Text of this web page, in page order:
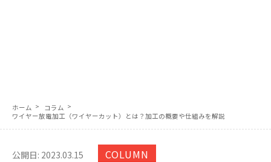
ホーム
コラム
ワイヤー放電加工（ワイヤーカット）とは？加工の概要や仕組みを解説
公開日: 2023.03.15
COLUMN